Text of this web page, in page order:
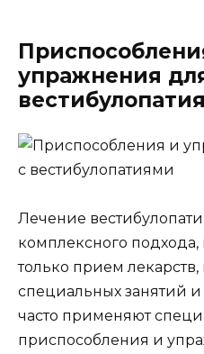
упражнения
Лечение
комплексного
только прием
специальных занятий
часто применяют
приспособления и